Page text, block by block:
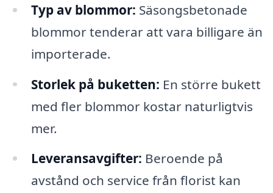
Typ av blommor: Säsongsbetonade
blommor tenderar att vara billigare än
importerade.
Storlek på buketten: En större bukett
med fler blommor kostar naturligtvis
mer.
Leveransavgifter: Beroende på
avstånd och service från florist kan